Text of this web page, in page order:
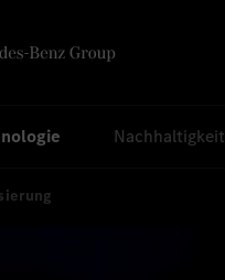
Nachhaltigkeit